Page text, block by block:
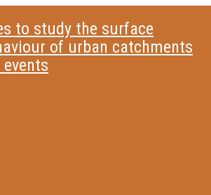
to study the surface
of urban catchments